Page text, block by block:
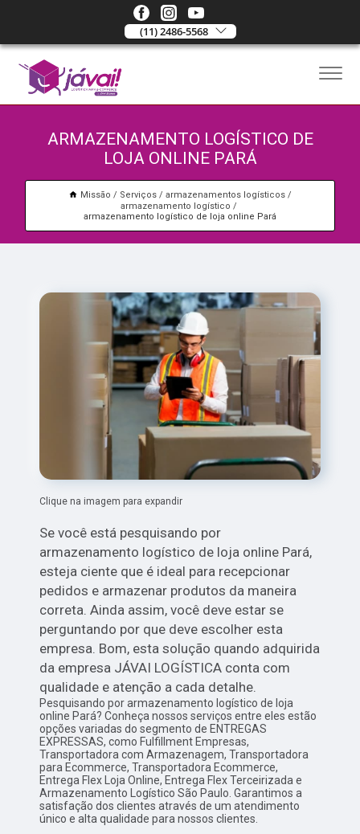
(11) 2486-5568
ARMAZENAMENTO LOGÍSTICO DE
LOJA ONLINE PARÁ
Missão Serviços
armazenamentos logísticos
armazenamento logístico
armazenamento logístico de loja online Pará
Clique na imagem para expandir
Se você está pesquisando por
armazenamento logístico de loja online Pará,
esteja ciente que é ideal para recepcionar
pedidos e armazenar produtos da maneira
correta. Ainda assim, você deve estar se
perguntando por que deve escolher esta
empresa. Bom, esta solução quando adquirida
da empresa JÁVAI LOGÍSTICA conta com
qualidade e atenção a cada detalhe.
Pesquisando por armazenamento logístico de loja
online Pará? Conheça nossos serviços entre eles estão
opções variadas do segmento de ENTREGAS
EXPRESSAS, como Fulfillment Empresas,
Transportadora com Armazenagem, Transportadora
para Ecommerce, Transportadora Ecommerce,
Entrega Flex Loja Online, Entrega Flex Terceirizada e
Armazenamento Logístico São Paulo. Garantimos a
satisfação dos clientes através de um atendimento
único e alta qualidade para nossos clientes.